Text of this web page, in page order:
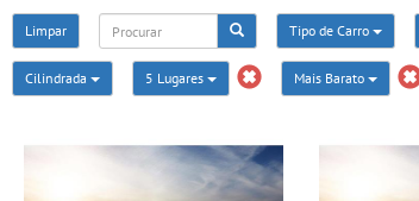
Limpar Tipo de Carro
Cilindrada 5 Lugares Mais Barato